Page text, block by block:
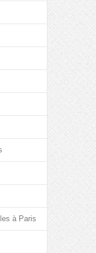
à Paris